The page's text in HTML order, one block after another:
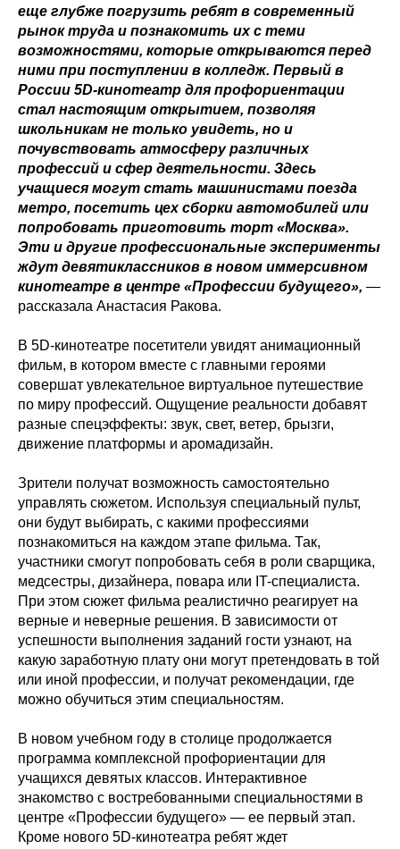
еще глубже погрузить ребят в современный
рынок труда и познакомить их с теми
возможностями, которые открываются перед
ними при поступлении в колледж. Первый в
России 5D-кинотеатр для профориентации
стал настоящим открытием, позволяя
школьникам не только увидеть, но и
почувствовать атмосферу различных
профессий и сфер деятельности. Здесь
учащиеся могут стать машинистами поезда
метро, посетить цех сборки автомобилей или
попробовать приготовить торт «Москва».
Эти и другие профессиональные эксперименты
ждут девятиклассников в новом иммерсивном
кинотеатре в центре «Профессии будущего», —
рассказала Анастасия Ракова.
В 5D-кинотеатре посетители увидят анимационный
фильм, в котором вместе с главными героями
совершат увлекательное виртуальное путешествие
по миру профессий. Ощущение реальности добавят
разные спецэффекты: звук, свет, ветер, брызги,
движение платформы и аромадизайн.
Зрители получат возможность самостоятельно
управлять сюжетом. Используя специальный пульт,
они будут выбирать, с какими профессиями
познакомиться на каждом этапе фильма. Так,
участники смогут попробовать себя в роли сварщика,
медсестры, дизайнера, повара или IT-специалиста.
При этом сюжет фильма реалистично реагирует на
верные и неверные решения. В зависимости от
успешности выполнения заданий гости узнают, на
какую заработную плату они могут претендовать в той
или иной профессии, и получат рекомендации, где
можно обучиться этим специальностям.
В новом учебном году в столице продолжается
программа комплексной профориентации для
учащихся девятых классов. Интерактивное
знакомство с востребованными специальностями в
центре «Профессии будущего» — ее первый этап.
Кроме нового 5D-кинотеатра ребят ждет